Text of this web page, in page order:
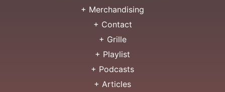
+ Merchandising
+ Contact
+ Grille
+ Playlist
+ Podcasts
+ Articles